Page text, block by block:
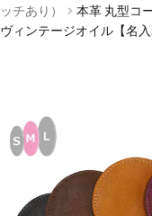
ッチあり）
本革 丸型コ
ヴィンテージオイル【名